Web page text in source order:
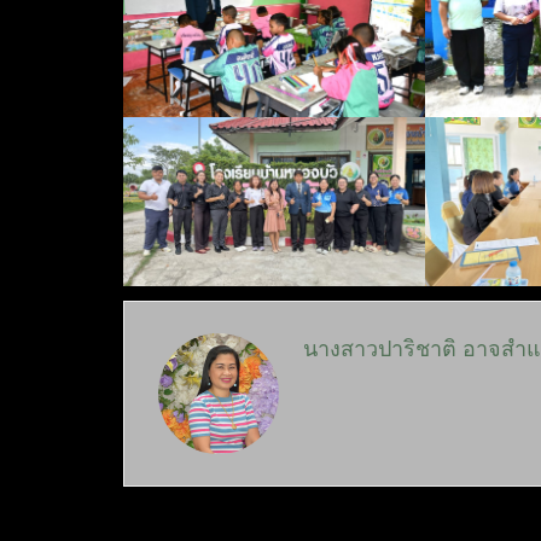
นางสาวปาริชาติ อาจสำ